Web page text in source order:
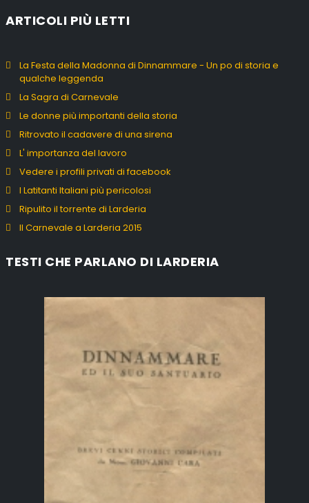
ARTICOLI PIÙ LETTI
La Festa della Madonna di Dinnammare - Un po di storia e
qualche leggenda
La Sagra di Carnevale
Le donne più importanti della storia
Ritrovato il cadavere di una sirena
L' importanza del lavoro
Vedere i profili privati di facebook
I Latitanti Italiani più pericolosi
Ripulito il torrente di Larderia
Il Carnevale a Larderia 2015
TESTI CHE PARLANO DI LARDERIA